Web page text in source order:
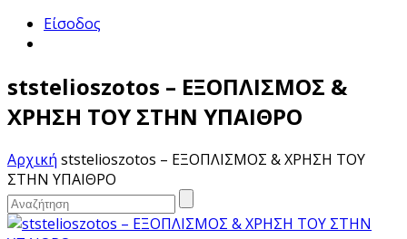
Είσοδος
ststelioszotos – ΕΞΟΠΛΙΣΜΟΣ &
ΧΡΗΣΗ ΤΟΥ ΣΤΗΝ ΥΠΑΙΘΡΟ
Αρχική ststelioszotos – ΕΞΟΠΛΙΣΜΟΣ & ΧΡΗΣΗ ΤΟΥ
ΣΤΗΝ ΥΠΑΙΘΡΟ